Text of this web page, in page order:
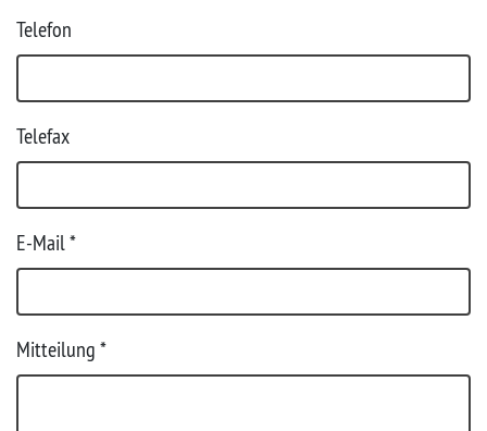
Telefon
Telefax
E-Mail *
Mitteilung *